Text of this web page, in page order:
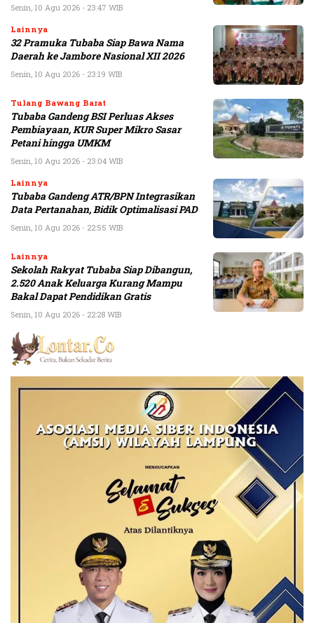
Senin, 10 Agu 2026 - 23:47 WIB
Lainnya
32 Pramuka Tubaba Siap Bawa Nama
Daerah ke Jambore Nasional XII 2026
Senin, 10 Agu 2026 - 23:19 WIB
Tulang Bawang Barat
Tubaba Gandeng BSI Perluas Akses
Pembiayaan, KUR Super Mikro Sasar
Petani hingga UMKM
Senin, 10 Agu 2026 - 23:04 WIB
Lainnya
Tubaba Gandeng ATR/BPN Integrasikan
Data Pertanahan, Bidik Optimalisasi PAD
Senin, 10 Agu 2026 - 22:55 WIB
Lainnya
Sekolah Rakyat Tubaba Siap Dibangun,
2.520 Anak Keluarga Kurang Mampu
Bakal Dapat Pendidikan Gratis
Senin, 10 Agu 2026 - 22:28 WIB